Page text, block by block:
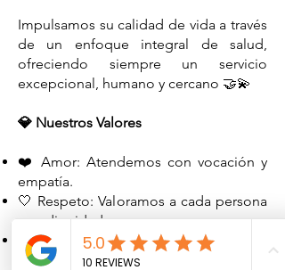
Impulsamos su calidad de vida a través
de un enfoque integral de salud,
ofreciendo siempre un servicio
excepcional, humano y cercano 🤝💫
💎 Nuestros Valores
❤️ Amor: Atendemos con vocación y
empatía.
🤍 Respeto: Valoramos a cada persona
y su dignidad.
🔒 Confidencialidad: Cuidamos su
información con total responsabilidad.